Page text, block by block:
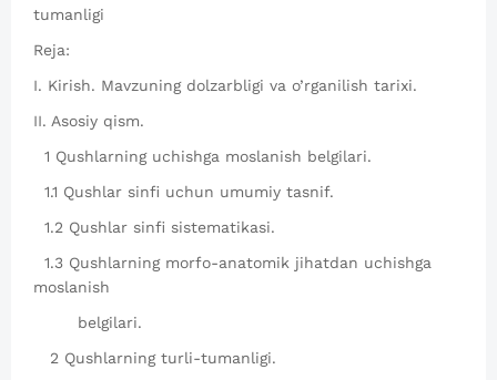
tumanligi
Reja:
I. Kirish. Mavzuning dolzarbligi va o’rganilish tarixi.
II. Asosiy qism.
1 Qushlarning uchishga moslanish belgilari.
1.1 Qushlar sinfi uchun umumiy tasnif.
1.2 Qushlar sinfi sistematikasi.
1.3 Qushlarning morfo-anatomik jihatdan uchishga
moslanish
belgilari.
2 Qushlarning turli-tumanligi.